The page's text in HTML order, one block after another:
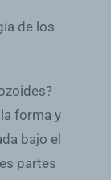
forma y
bajo el
partes